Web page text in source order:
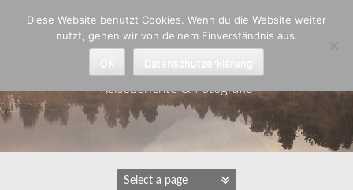
Astrid Padberg
Reiseberichte & Fotografie
Diese Website benutzt Cookies. Wenn du die Website weiter
nutzt, gehen wir von deinem Einverständnis aus.